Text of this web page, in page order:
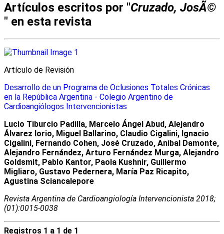
Artículos escritos por "Cruzado, JosÃ©
" en esta revista
Artículo de Revisión
Desarrollo de un Programa de Oclusiones Totales Crónicas
en la República Argentina - Colegio Argentino de
Cardioangiólogos Intervencionistas
Lucio Tiburcio Padilla, Marcelo Ángel Abud, Alejandro
Álvarez Iorio, Miguel Ballarino, Claudio Cigalini, Ignacio
Cigalini, Fernando Cohen, José Cruzado, Aníbal Damonte,
Alejandro Fernández, Arturo Fernández Murga, Alejandro
Goldsmit, Pablo Kantor, Paola Kushnir, Guillermo
Migliaro, Gustavo Pedernera, María Paz Ricapito,
Agustina Sciancalepore
Revista Argentina de Cardioangiologí­a Intervencionista 2018;
(01):0015-0038
Registros 1 a 1 de 1